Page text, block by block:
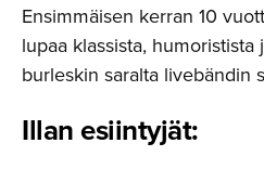
Ensimmäisen kerran 10
lupaa klassista,
burleskin saralta livebändin
Illan esiintyjät: